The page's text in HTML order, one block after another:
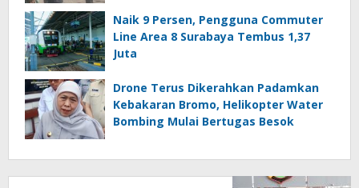
Naik 9 Persen, Pengguna Commuter
Line Area 8 Surabaya Tembus 1,37
Juta
Drone Terus Dikerahkan Padamkan
Kebakaran Bromo, Helikopter Water
Bombing Mulai Bertugas Besok